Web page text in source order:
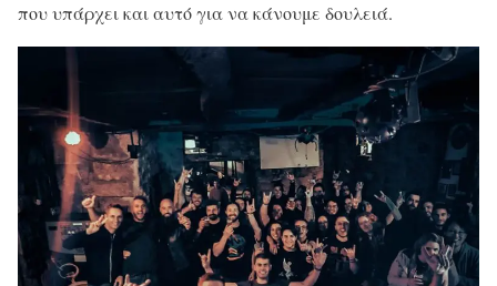
που υπάρχει και αυτό για να κάνουμε δουλειά.